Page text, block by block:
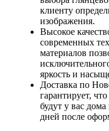
клиенту
изображения.
Высокое
современных
материалов
яркость и
Доставка по
гарантирует,
будут у вас
дней после